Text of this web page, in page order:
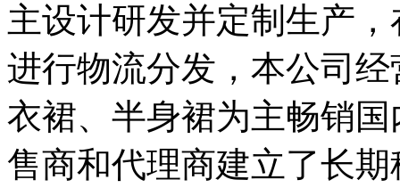
主设计研发并定制生产
进行物流分发，本公司
衣裙、半身裙为主畅销
售商和代理商建立了长